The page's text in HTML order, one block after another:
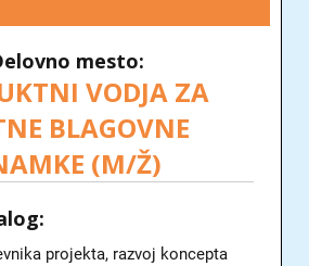
mesto:
VODJA ZA
BLAGOVNE
(M/Ž)
projekta, razvoj koncepta